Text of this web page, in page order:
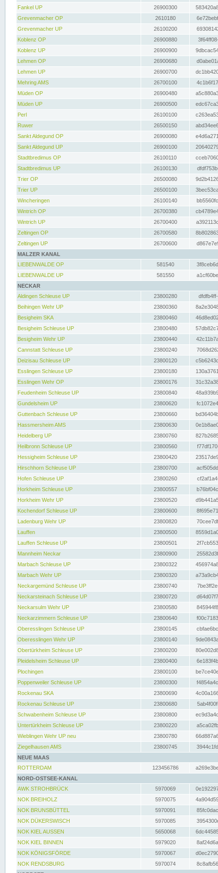
Fankel UP
26900300
Grevenmacher OP
2610180
Grevenmacher UP
26100200
Koblenz OP
26900880
Koblenz UP
26900900
Lehmen OP
26900680
Lehmen UP
26900700
Mehring AMS
26700100
Müden OP
26900480
Müden UP
26900500
Perl
26100100
Ruwer
26500150
Sankt Aldegund OP
26900080
Sankt Aldegund UP
26900100
Stadtbredimus OP
26100110
Stadtbredimus UP
26100130
Trier OP
26500080
Trier UP
26500100
Wincheringen
26100140
Wintrich OP
26700380
Wintrich UP
26700400
Zeltingen OP
26700580
Zeltingen UP
26700600
MALZER KANAL
LIEBENWALDE OP
581540
LIEBENWALDE UP
581550
NECKAR
Aldingen Schleuse UP
23800280
Beihingen Wehr UP
23800360
Besigheim SKA
23800460
Besigheim Schleuse UP
23800480
Besigheim Wehr UP
23800440
Cannstatt Schleuse UP
23800240
Deizisau Schleuse UP
23800120
Esslingen Schleuse UP
23800180
Esslingen Wehr OP
23800176
Feudenheim Schleuse UP
23800840
Gundelsheim UP
23800620
Guttenbach Schleuse UP
23800660
Hassmersheim AMS
23800630
Heidelberg UP
23800760
Heilbronn Schleuse UP
23800560
Hessigheim Schleuse UP
23800420
Hirschhorn Schleuse UP
23800700
Hofen Schleuse UP
23800260
Horkheim Schleuse UP
23800557
Horkheim Wehr UP
23800520
Kochendorf Schleuse UP
23800600
Ladenburg Wehr UP
23800820
Lauffen
23800500
Lauffen Schleuse UP
23800501
Mannheim Neckar
23800900
Marbach Schleuse UP
23800322
Marbach Wehr UP
23800320
Neckargemünd Schleuse UP
23800740
Neckarsteinach Schleuse UP
23800720
Neckarsulm Wehr UP
23800580
Neckarzimmern Schleuse UP
23800640
Oberesslingen Schleuse UP
23800145
Oberesslingen Wehr UP
23800140
Obertürkheim Schleuse UP
23800200
Pleidelsheim Schleuse UP
23800400
Plochingen
23800100
Poppenweiler Schleuse UP
23800300
Rockenau SKA
23800690
Rockenau Schleuse UP
23800680
Schwabenheim Schleuse UP
23800800
Untertürkheim Schleuse UP
23800220
Wieblingen Wehr UP neu
23800780
Ziegelhausen AMS
23800745
NEUE MAAS
ROTTERDAM
123456786
NORD-OSTSEE-KANAL
AWK STROHBRÜCK
5970069
NOK BREIHOLZ
5970075
NOK BRUNSBÜTTEL
5970091
NOK DÜKERSWISCH
5970085
NOK KIEL AUSSEN
5650068
NOK KIEL BINNEN
5979020
NOK KÖNIGSFÖRDE
5970067
NOK RENDSBURG
5970074